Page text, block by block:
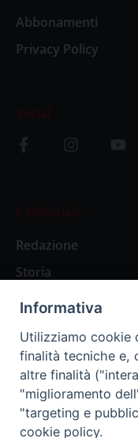
Abbonamenti
Privacy Policy
Social
L’editoriale
Redazione
Storia
Abbonamenti
Abbonamento
Abbonamento
Abbonamento
Informativa
Utilizziamo cookie
finalità tecniche e,
altre finalità
"miglioramento
"targeting e
cookie policy.